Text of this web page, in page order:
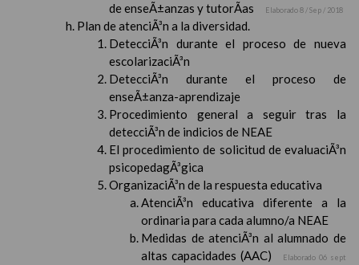
de enseÃ±anzas y tutorÃ­as
Elaborado 8 / Sep / 2018
Plan de atenciÃ³n a la diversidad.
DetecciÃ³n durante el proceso de nueva
escolarizaciÃ³n
DetecciÃ³n durante el proceso de
enseÃ±anza-aprendizaje
Procedimiento general a seguir tras la
detecciÃ³n de indicios de NEAE
El procedimiento de solicitud de evaluaciÃ³n
psicopedagÃ³gica
OrganizaciÃ³n de la respuesta educativa
AtenciÃ³n educativa diferente a la
ordinaria para cada alumno/a NEAE
Medidas de atenciÃ³n al alumnado de
altas capacidades (AAC)
Elaborado 06 sept